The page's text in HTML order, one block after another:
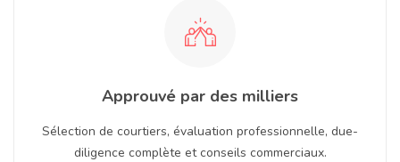
Approuvé par des milliers
Sélection de courtiers, évaluation professionnelle, due-
diligence complète et conseils commerciaux.